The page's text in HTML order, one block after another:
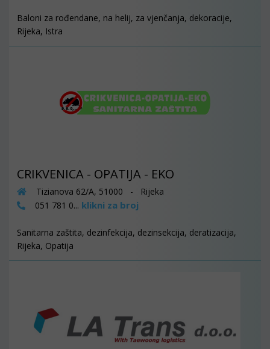
Baloni za rođendane, na helij, za vjenčanja, dekoracije,
Rijeka, Istra
CRIKVENICA - OPATIJA - EKO
Tizianova 62/A, 51000 - Rijeka
051 781 0... klikni za broj
Sanitarna zaštita, dezinfekcija, dezinsekcija, deratizacija,
Rijeka, Opatija